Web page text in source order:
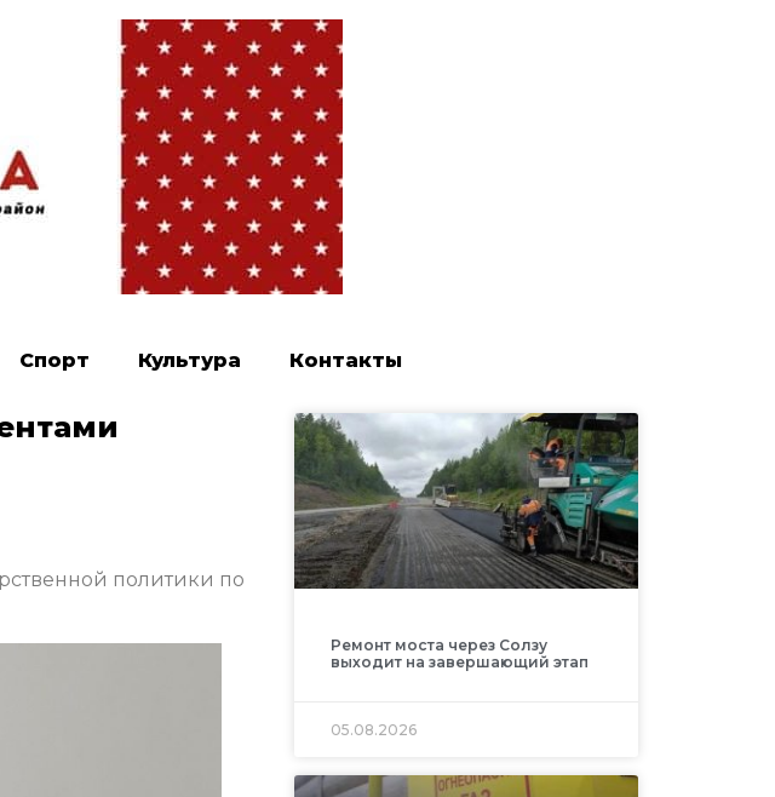
Спорт Культура Контакты
политики по
Ремонт моста через Солзу
выходит на завершающий этап
05.08.2026